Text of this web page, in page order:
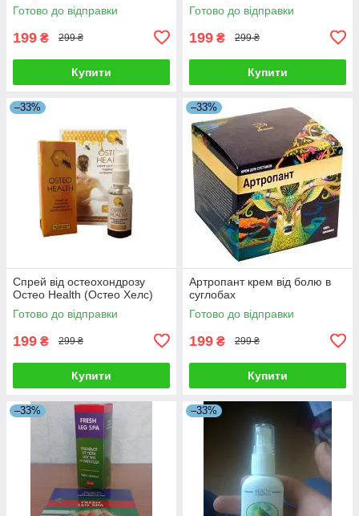
Готово до відправки
199 ₴ 299 ₴
Купити
Готово до відправки
199 ₴ 299 ₴
Купити
–33%
Спрей від остеохондрозу
Остео Health (Остео Хелс)
Готово до відправки
199 ₴ 299 ₴
Купити
–33%
Артропант крем від болю в
суглобах
Готово до відправки
199 ₴ 299 ₴
Купити
–33% –33%